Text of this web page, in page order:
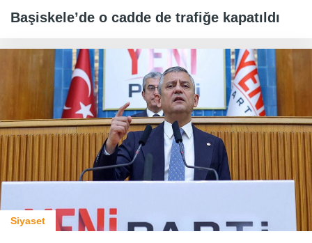
Başiskele’de o cadde de trafiğe kapatıldı
Siyaset